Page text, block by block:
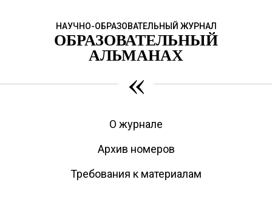
НАУЧНО-ОБРАЗОВАТЕЛЬНЫЙ ЖУРНАЛ
ОБРАЗОВАТЕЛЬНЫЙ
АЛЬМАНАХ
«
О журнале
Архив номеров
Требования к материалам